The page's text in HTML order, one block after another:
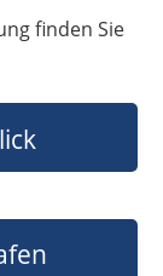
finden Sie